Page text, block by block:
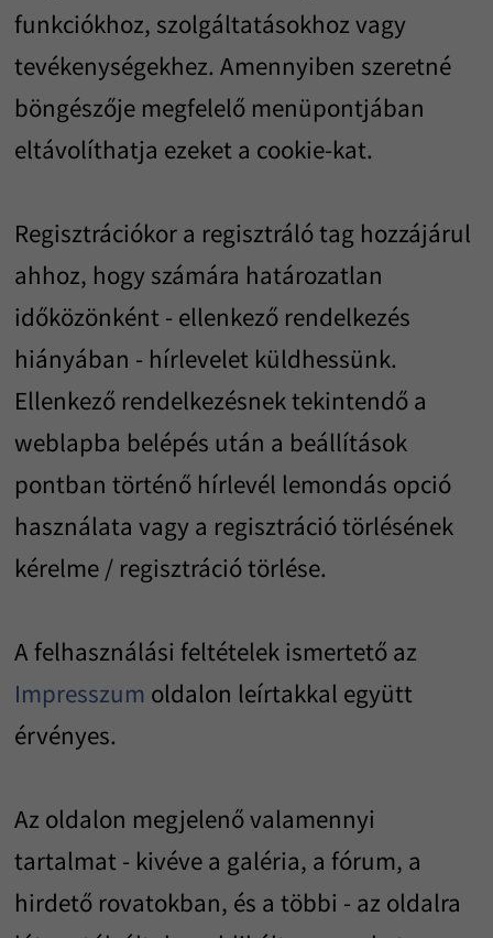
funkciókhoz, szolgáltatásokhoz vagy
tevékenységekhez. Amennyiben szeretné
böngészője megfelelő menüpontjában
eltávolíthatja ezeket a cookie-kat.
Regisztrációkor a regisztráló tag hozzájárul
ahhoz, hogy számára határozatlan
időközönként - ellenkező rendelkezés
hiányában - hírlevelet küldhessünk.
Ellenkező rendelkezésnek tekintendő a
weblapba belépés után a beállítások
pontban történő hírlevél lemondás opció
használata vagy a regisztráció törlésének
kérelme / regisztráció törlése.
A felhasználási feltételek ismertető az
Impresszum oldalon leírtakkal együtt
érvényes.
Az oldalon megjelenő valamennyi
tartalmat - kivéve a galéria, a fórum, a
hirdető rovatokban, és a többi - az oldalra